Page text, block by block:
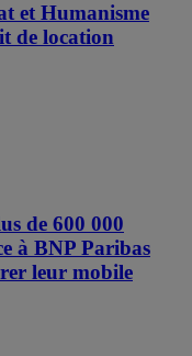
et Humanisme
de location
de 600 000
à BNP Paribas
leur mobile